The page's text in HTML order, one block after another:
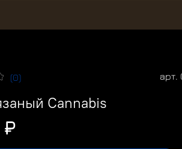
(0) арт.
Cannabis